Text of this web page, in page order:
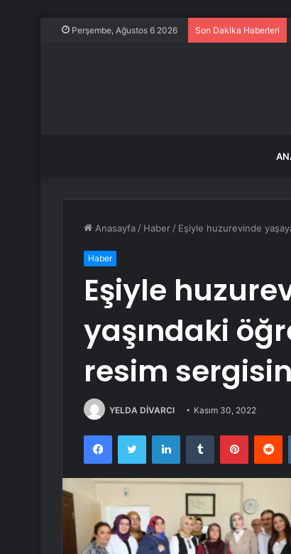
Perşembe, Ağustos 6 2026 Son Dakika Haberleri
Anasayfa / Haber / Eşiyle huzurevinde
Haber
Eşiyle
yaşındaki
resim
YELDA DİVARCI Kasım 30, 2022
FacebookTwitter LinkedInTumblr Pinterest